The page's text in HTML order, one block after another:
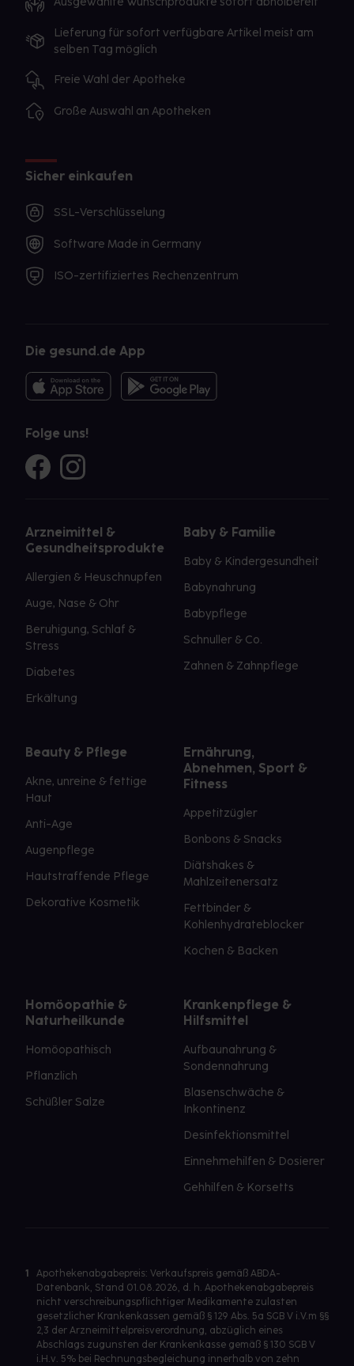
Lieferung für sofort verfügbare Artikel meist am
selben Tag möglich
Freie Wahl der Apotheke
Große Auswahl an Apotheken
Sicher einkaufen
SSL-Verschlüsselung
Software Made in Germany
ISO-zertifiziertes Rechenzentrum
Die gesund.de App
Folge uns!
Arzneimittel &
Gesundheitsprodukte
Allergien & Heuschnupfen
Auge, Nase & Ohr
Beruhigung, Schlaf &
Stress
Diabetes
Erkältung
Baby & Familie
Baby & Kindergesundheit
Babynahrung
Babypflege
Schnuller & Co.
Zahnen & Zahnpflege
Beauty & Pflege
Akne, unreine & fettige
Haut
Anti-Age
Augenpflege
Hautstraffende Pflege
Dekorative Kosmetik
Ernährung,
Abnehmen, Sport &
Fitness
Appetitzügler
Bonbons & Snacks
Diätshakes &
Mahlzeitenersatz
Fettbinder &
Kohlenhydrateblocker
Kochen & Backen
Homöopathie &
Naturheilkunde
Homöopathisch
Pflanzlich
Schüßler Salze
Krankenpflege &
Hilfsmittel
Aufbaunahrung &
Sondennahrung
Blasenschwäche &
Inkontinenz
Desinfektionsmittel
Einnehmehilfen & Dosierer
Gehhilfen & Korsetts
1
Apothekenabgabepreis: Verkaufspreis gemäß ABDA-
Datenbank, Stand 01.08.2026, d. h. Apothekenabgabepreis
nicht verschreibungspflichtiger Medikamente zulasten
gesetzlicher Krankenkassen gemäß § 129 Abs. 5a SGB V i.V.m §§
2,3 der Arzneimittelpreisverordnung, abzüglich eines
Abschlags zugunsten der Krankenkasse gemäß § 130 SGB V
i.H.v. 5% bei Rechnungsbegleichung innerhalb von zehn